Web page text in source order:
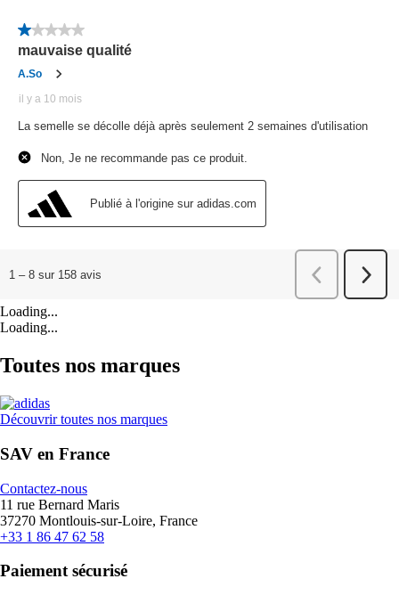
Loading...
Loading...
Toutes nos marques
Découvrir toutes nos marques
SAV en France
Contactez-nous
11 rue Bernard Maris
37270 Montlouis-sur-Loire, France
+33 1 86 47 62 58
Paiement sécurisé